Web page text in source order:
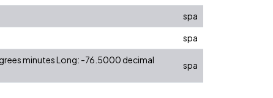
spa
spa
minutes Long: -76.5000 decimal
spa